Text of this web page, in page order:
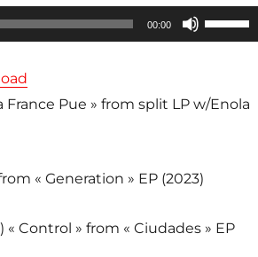
00:00
Utilisez
les
France Pue » from split LP w/Enola
« Generation » EP (2023)
Control » from « Ciudades » EP